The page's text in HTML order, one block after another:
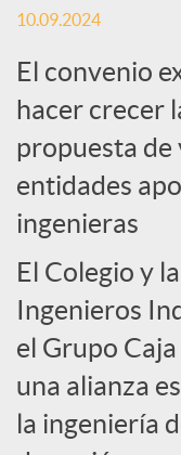
c
i
a
l
e
s
10.09.2024
El convenio
hacer crecer
propuesta de
entidades
ingenieras
El Colegio y
Ingenieros
el Grupo
una alianza
la ingeniería